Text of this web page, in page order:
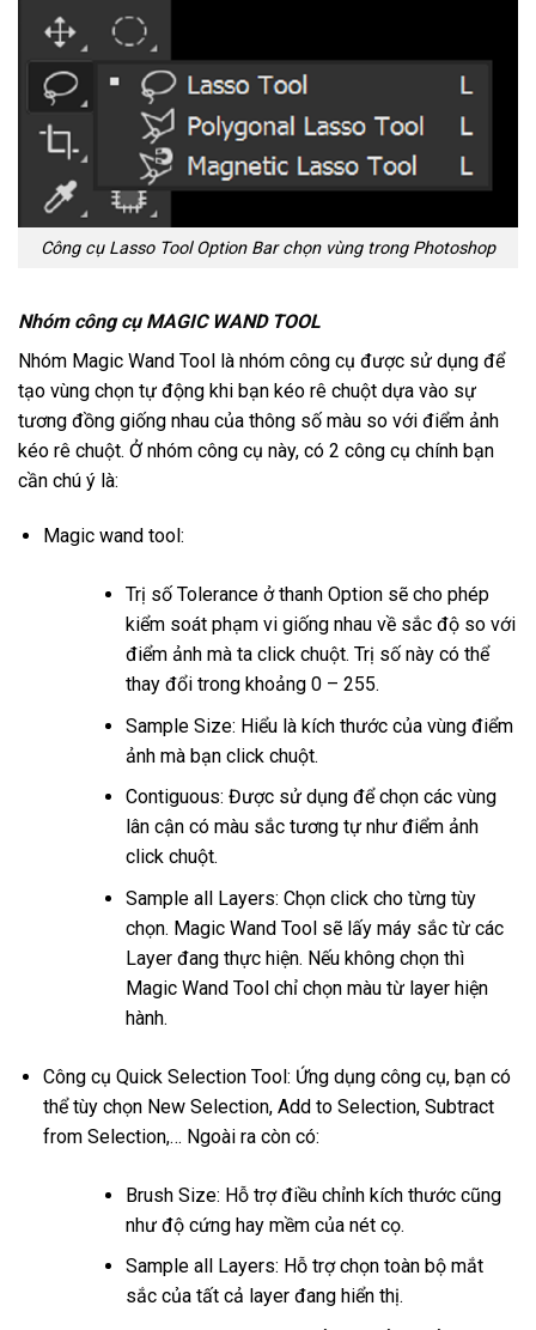
Công cụ Lasso Tool Option Bar chọn vùng trong Photoshop
Nhóm công cụ MAGIC WAND TOOL
Nhóm Magic Wand Tool là nhóm công cụ được sử dụng để
tạo vùng chọn tự động khi bạn kéo rê chuột dựa vào sự
tương đồng giống nhau của thông số màu so với điểm ảnh
kéo rê chuột. Ở nhóm công cụ này, có 2 công cụ chính bạn
cần chú ý là:
Magic wand tool:
Trị số Tolerance ở thanh Option sẽ cho phép
kiểm soát phạm vi giống nhau về sắc độ so với
điểm ảnh mà ta click chuột. Trị số này có thể
thay đổi trong khoảng 0 – 255.
Sample Size: Hiểu là kích thước của vùng điểm
ảnh mà bạn click chuột.
Contiguous: Được sử dụng để chọn các vùng
lân cận có màu sắc tương tự như điểm ảnh
click chuột.
Sample all Layers: Chọn click cho từng tùy
chọn. Magic Wand Tool sẽ lấy máy sắc từ các
Layer đang thực hiện. Nếu không chọn thì
Magic Wand Tool chỉ chọn màu từ layer hiện
hành.
Công cụ Quick Selection Tool: Ứng dụng công cụ, bạn có
thể tùy chọn New Selection, Add to Selection, Subtract
from Selection,… Ngoài ra còn có:
Brush Size: Hỗ trợ điều chỉnh kích thước cũng
như độ cứng hay mềm của nét cọ.
Sample all Layers: Hỗ trợ chọn toàn bộ mắt
sắc của tất cả layer đang hiển thị.